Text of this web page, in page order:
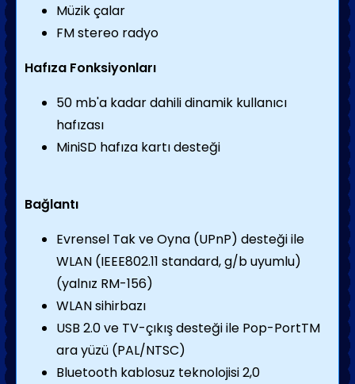
Müzik çalar
FM stereo radyo
Hafıza Fonksiyonları
50 mb'a kadar dahili dinamik kullanıcı
hafızası
MiniSD hafıza kartı desteği
Bağlantı
Evrensel Tak ve Oyna (UPnP) desteği ile
WLAN (IEEE802.11 standard, g/b uyumlu)
(yalnız RM-156)
WLAN sihirbazı
USB 2.0 ve TV-çıkış desteği ile Pop-PortTM
ara yüzü (PAL/NTSC)
Bluetooth kablosuz teknolojisi 2,0